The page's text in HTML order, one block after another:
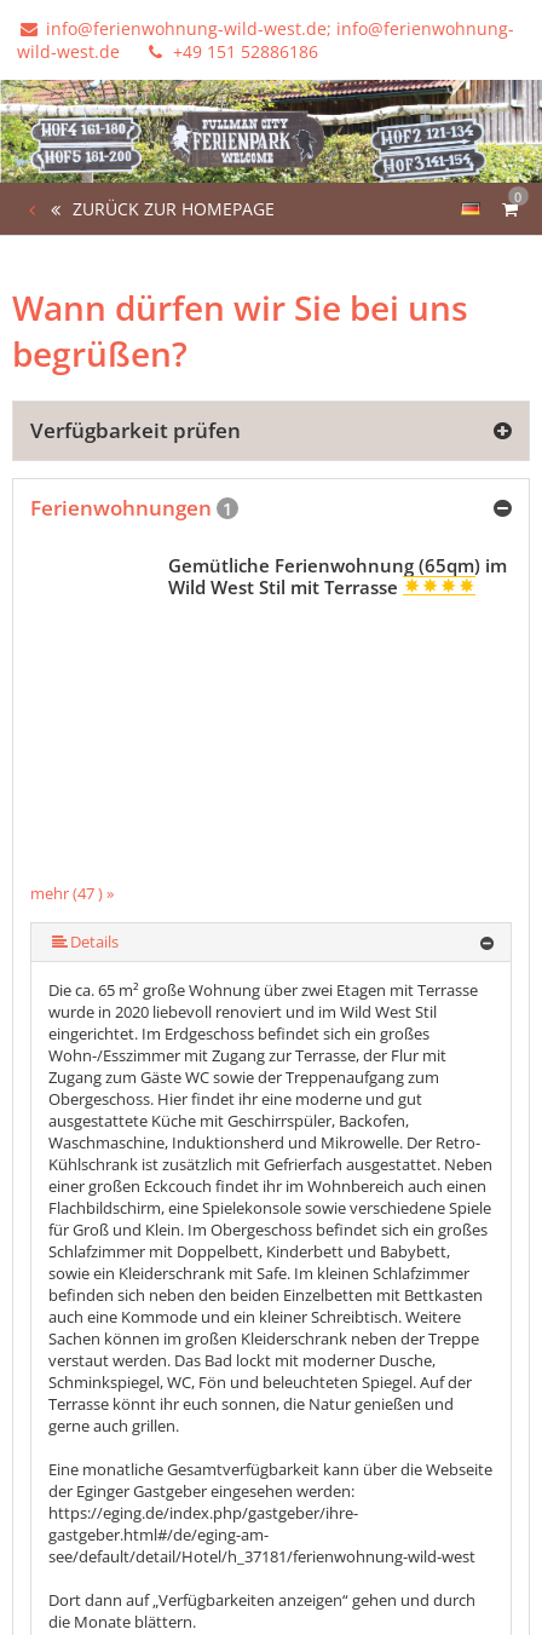
info@ferienwohnung-wild-west.de; info@ferienwohnung-
wild-west.de
+49 151 52886186
0
ZURÜCK ZUR HOMEPAGE
Wann dürfen wir Sie bei uns
begrüßen?
Verfügbarkeit prüfen
Ferienwohnungen 1
mehr (47 ) »
mehr (47 ) »
mehr (47 ) »
mehr (47 ) »
mehr (47 ) »
mehr (47 ) »
mehr (47 ) »
mehr (47 ) »
mehr (47 ) »
mehr (47 ) »
mehr (47 ) »
mehr (47 ) »
mehr (47 ) »
mehr (47 ) »
mehr (47 ) »
mehr (47 ) »
mehr (47 ) »
mehr (47 ) »
mehr (47 ) »
mehr (47 ) »
mehr (47 ) »
mehr (47 ) »
mehr (47 ) »
mehr (47 ) »
mehr (47 ) »
mehr (47 ) »
mehr (47 ) »
mehr (47 ) »
mehr (47 ) »
mehr (47 ) »
mehr (47 ) »
mehr (47 ) »
mehr (47 ) »
mehr (47 ) »
mehr (47 ) »
mehr (47 ) »
mehr (47 ) »
mehr (47 ) »
mehr (47 ) »
mehr (47 ) »
mehr (47 ) »
mehr (47 ) »
mehr (47 ) »
mehr (47 ) »
Gemütliche Ferienwohnung (65qm) im
Wild West Stil mit Terrasse
Details
Die ca. 65 m² große Wohnung über zwei Etagen mit Terrasse
wurde in 2020 liebevoll renoviert und im Wild West Stil
eingerichtet. Im Erdgeschoss befindet sich ein großes
Wohn-/Esszimmer mit Zugang zur Terrasse, der Flur mit
Zugang zum Gäste WC sowie der Treppenaufgang zum
Obergeschoss. Hier findet ihr eine moderne und gut
ausgestattete Küche mit Geschirrspüler, Backofen,
Waschmaschine, Induktionsherd und Mikrowelle. Der Retro-
Kühlschrank ist zusätzlich mit Gefrierfach ausgestattet. Neben
einer großen Eckcouch findet ihr im Wohnbereich auch einen
Flachbildschirm, eine Spielekonsole sowie verschiedene Spiele
für Groß und Klein. Im Obergeschoss befindet sich ein großes
Schlafzimmer mit Doppelbett, Kinderbett und Babybett,
sowie ein Kleiderschrank mit Safe. Im kleinen Schlafzimmer
befinden sich neben den beiden Einzelbetten mit Bettkasten
auch eine Kommode und ein kleiner Schreibtisch. Weitere
Sachen können im großen Kleiderschrank neben der Treppe
verstaut werden. Das Bad lockt mit moderner Dusche,
Schminkspiegel, WC, Fön und beleuchteten Spiegel. Auf der
Terrasse könnt ihr euch sonnen, die Natur genießen und
gerne auch grillen.
Eine monatliche Gesamtverfügbarkeit kann über die Webseite
der Eginger Gastgeber eingesehen werden:
https://eging.de/index.php/gastgeber/ihre-
gastgeber.html#/de/eging-am-
see/default/detail/Hotel/h_37181/ferienwohnung-wild-west
Dort dann auf „Verfügbarkeiten anzeigen“ gehen und durch
die Monate blättern.